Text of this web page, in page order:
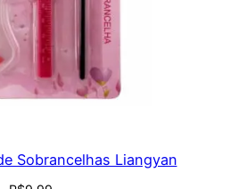
Sobrancelhas Liangyan